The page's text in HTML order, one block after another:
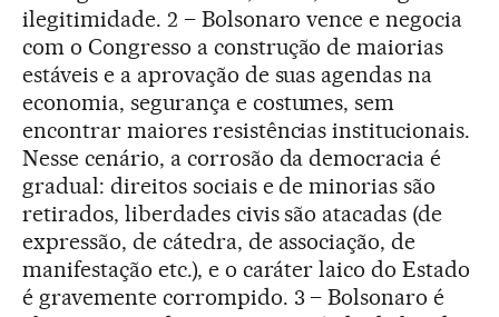
ilegitimidade. 2 – Bolsonaro vence e negocia
com o Congresso a construção de maiorias
estáveis e a aprovação de suas agendas na
economia, segurança e costumes, sem
encontrar maiores resistências institucionais.
Nesse cenário, a corrosão da democracia é
gradual: direitos sociais e de minorias são
retirados, liberdades civis são atacadas (de
expressão, de cátedra, de associação, de
manifestação etc.), e o caráter laico do Estado
é gravemente corrompido. 3 – Bolsonaro é